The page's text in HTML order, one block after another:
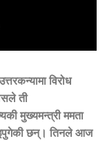
विरोध
ती
मुख्यमन्त्री ममता
छन्। तिनले आज